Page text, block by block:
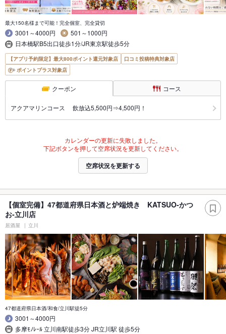
最大150名様まで可能！完全個室、完全貸切
3001～4000円
501～1000円
日本橋駅B5出口徒歩1分/JR東京駅徒歩5分
【アプリ予約限定】最大800ポイント還元対象店
口コミ投稿特典対象店
ポイントプラス対象店
クーポン コース
アクアマリンコース 飲放込5,500円⇒4,500円！
カレンダーの更新に失敗しました。
下記ボタンを押して空席状況を更新してください。
空席状況を更新する
【個室完備】47都道府県日本酒と炉端焼き KATSUO‐かつ
お‐立川店
居酒屋 立川
47都道府県日本酒/和食/立川駅徒5分
3001～4000円
多摩ﾓﾉﾚｰﾙ 立川南駅徒歩3分 JR立川駅 徒歩5分